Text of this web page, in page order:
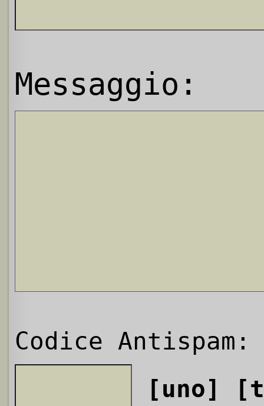
Messaggio:
Codice Antispam:
[uno]